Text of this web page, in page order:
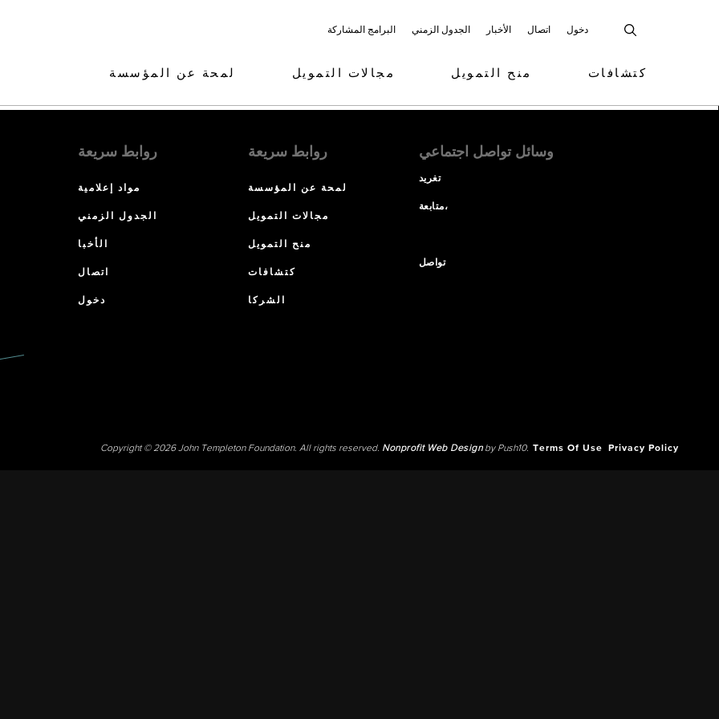
البرامج المشاركة الجدول الزمني الأخبار اتصال دخول
لمحة عن المؤسسة مجالات التمويل منح التمويل كتشافات
روابط سريعة
مواد إعلامية
الجدول الزمني
الأخبا
اتصال
دخول
روابط سريعة
لمحة عن المؤسسة
مجالات التمويل
منح التمويل
كتشافات
الشركا
وسائل تواصل اجتماعي
تغريد
متابعة،
تواصل
Copyright © 2026 John Templeton Foundation. All rights reserved. Nonprofit Web Designby Push10. Terms Of Use Privacy Policy